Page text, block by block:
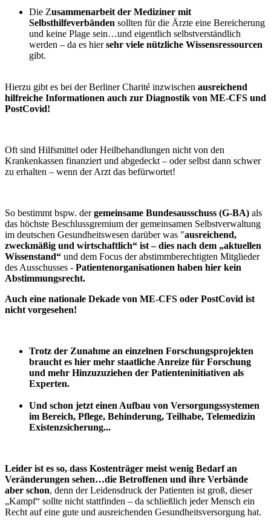
Die Zusammenarbeit der Mediziner mit
Selbsthilfeverbänden sollten für die Ärzte eine Bereicherung
und keine Plage sein…und eigentlich selbstverständlich
werden – da es hiersehr viele nützliche Wissensressourcen
gibt.
Hierzu gibt es bei der Berliner Charité inzwischen ausreichend
hilfreiche Informationen auch zur Diagnostik von ME-CFS und
PostCovid!
Oft sind Hilfsmittel oder Heilbehandlungen nicht von den
Krankenkassen finanziert und abgedeckt – oder selbst dann schwer
zu erhalten – wenn der Arzt das befürwortet!
So bestimmt bspw. dergemeinsame Bundesausschuss (G-BA) als
das höchste Beschlussgremium der gemeinsamen Selbstverwaltung
im deutschen Gesundheitswesen darüber was "ausreichend,
zweckmäßig und wirtschaftlich“ ist –dies nach dem „aktuellen
Wissenstand“ und dem Focus der abstimmberechtigten Mitglieder
des Ausschusses - Patientenorganisationen haben hier kein
Abstimmungsrecht.
Auch eine nationale Dekade von ME-CFS oder PostCovid ist
nicht vorgesehen!
Trotz der Zunahme an einzelnen Forschungsprojekten
braucht es hier mehr staatliche Anreize für Forschung
und mehr Hinzuzuziehen der Patienteninitiativen als
Experten.
Und schon jetzt einen Aufbau von Versorgungssystemen
im Bereich, Pflege, Behinderung, Teilhabe, Telemedizin
Existenzsicherung...
Leider ist es so, dass Kostenträger meist wenig Bedarf an
Veränderungen sehen…die Betroffenen und ihre Verbände
aber schon, denn der Leidensdruck der Patienten ist groß, dieser
„Kampf“ sollte nicht stattfinden – da schließlich jeder Mensch ein
Recht auf eine gute und ausreichenden Gesundheitsversorgung hat.